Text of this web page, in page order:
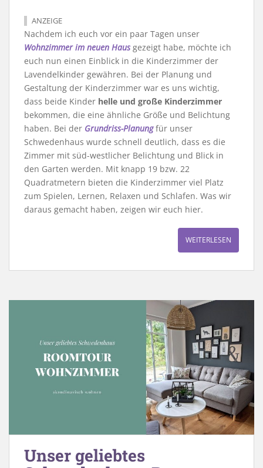
ANZEIGE
Nachdem ich euch vor ein paar Tagen unser
Wohnzimmer im neuen Hausgezeigt habe, möchte ich
euch nun einen Einblick in die Kinderzimmer der
Lavendelkinder gewähren. Bei der Planung und
Gestaltung der Kinderzimmer war es uns wichtig,
dass beide Kinder helle und große Kinderzimmer
bekommen, die eine ähnliche Größe und Belichtung
haben. Bei der Grundriss-Planungfür unser
Schwedenhaus wurde schnell deutlich, dass es die
Zimmer mit süd-westlicher Belichtung und Blick in
den Garten werden. Mit knapp 19 bzw. 22
Quadratmetern bieten die Kinderzimmer viel Platz
zum Spielen, Lernen, Relaxen und Schlafen. Was wir
daraus gemacht haben, zeigen wir euch hier.
WEITERLESEN
Unser geliebtes